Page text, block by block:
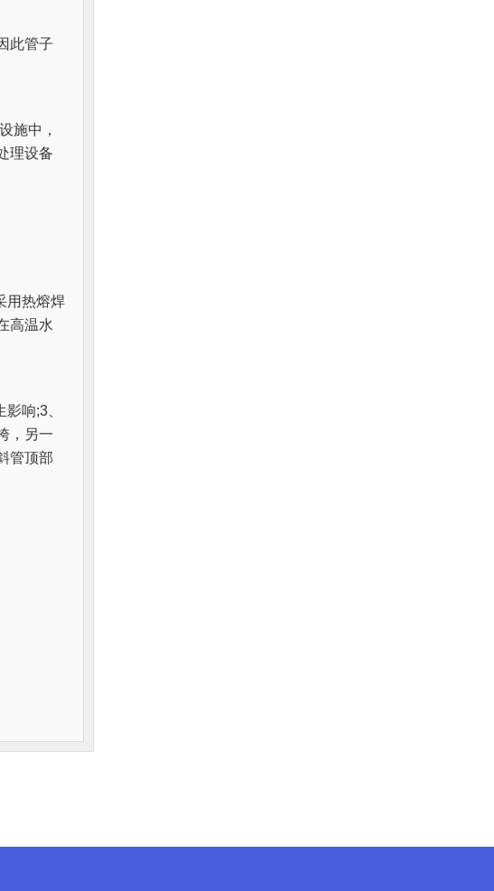
此管子
施中，
理设备
用热熔焊
高温水
响;3、
，另一
管顶部